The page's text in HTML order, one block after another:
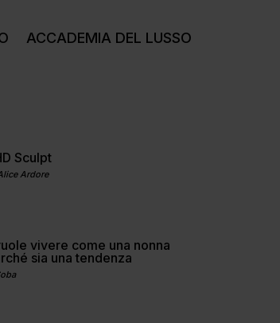
ACCADEMIA DEL LUSSO
Sculpt
Ardore
vivere come una nonna
sia una tendenza